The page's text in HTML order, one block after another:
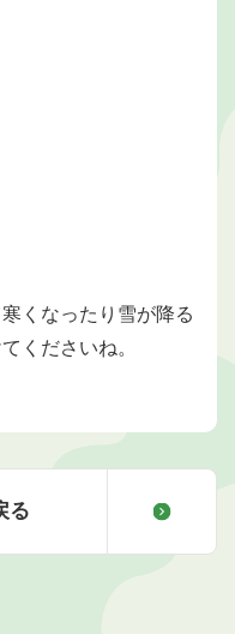
くなったり雪が降る
くださいね。
る